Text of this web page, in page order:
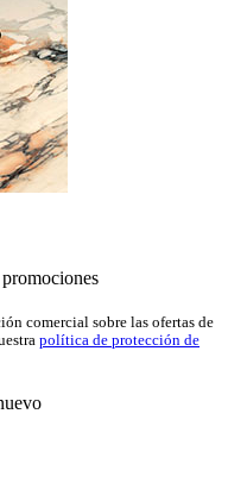
promociones
comercial sobre las ofertas de
política de protección de